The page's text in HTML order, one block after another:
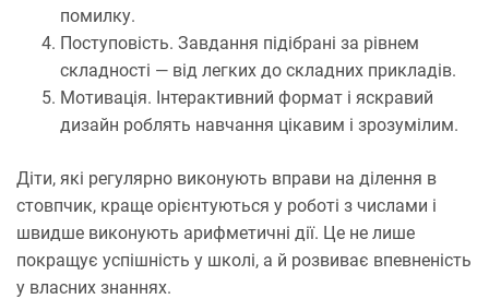
помилку.
Поступовість. Завдання підібрані за рівнем
складності — від легких до складних прикладів.
Мотивація. Інтерактивний формат і яскравий
дизайн роблять навчання цікавим і зрозумілим.
Діти, які регулярно виконують вправи на ділення в
стовпчик, краще орієнтуються у роботі з числами і
швидше виконують арифметичні дії. Це не лише
покращує успішність у школі, а й розвиває впевненість
у власних знаннях.